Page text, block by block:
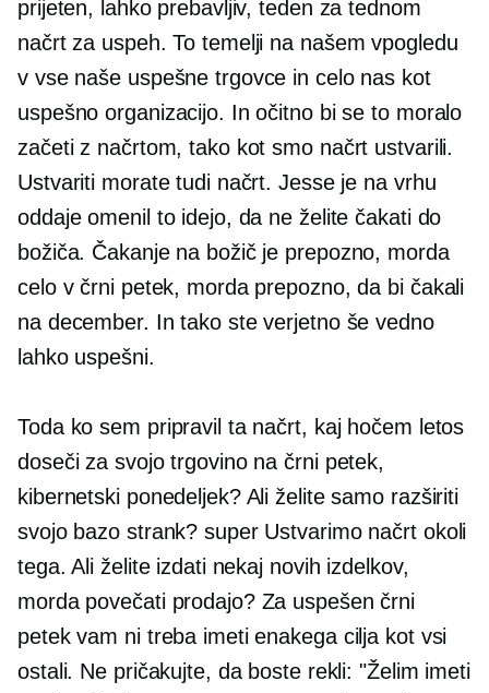
prijeten, lahko prebavljiv, teden za tednom
načrt za uspeh. To temelji na našem vpogledu
v vse naše uspešne trgovce in celo nas kot
uspešno organizacijo. In očitno bi se to moralo
začeti z načrtom, tako kot smo načrt ustvarili.
Ustvariti morate tudi načrt. Jesse je na vrhu
oddaje omenil to idejo, da ne želite čakati do
božiča. Čakanje na božič je prepozno, morda
celo v črni petek, morda prepozno, da bi čakali
na december. In tako ste verjetno še vedno
lahko uspešni.
Toda ko sem pripravil ta načrt, kaj hočem letos
doseči za svojo trgovino na črni petek,
kibernetski ponedeljek? Ali želite samo razširiti
svojo bazo strank? super Ustvarimo načrt okoli
tega. Ali želite izdati nekaj novih izdelkov,
morda povečati prodajo? Za uspešen črni
petek vam ni treba imeti enakega cilja kot vsi
ostali. Ne pričakujte, da boste rekli: "Želim imeti